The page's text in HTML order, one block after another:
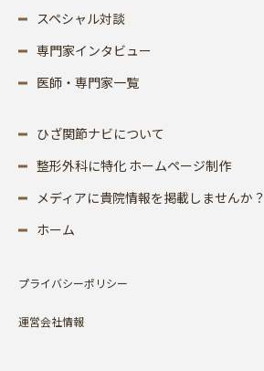
スペシャル対談
専門家インタビュー
医師・専門家一覧
ひざ関節ナビについて
整形外科に特化 ホームページ制作
メディアに貴院情報を掲載しませんか？
ホーム
プライバシーポリシー
運営会社情報